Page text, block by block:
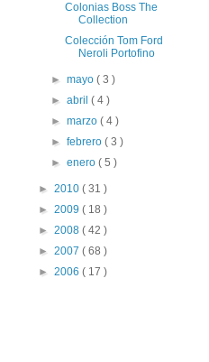
Colonias Boss The
Collection
Colección Tom Ford
Neroli Portofino
►mayo( 3 )
►abril( 4 )
►marzo( 4 )
►febrero( 3 )
►enero( 5 )
► 2010 ( 31 )
► 2009 ( 18 )
► 2008 ( 42 )
► 2007 ( 68 )
► 2006 ( 17 )